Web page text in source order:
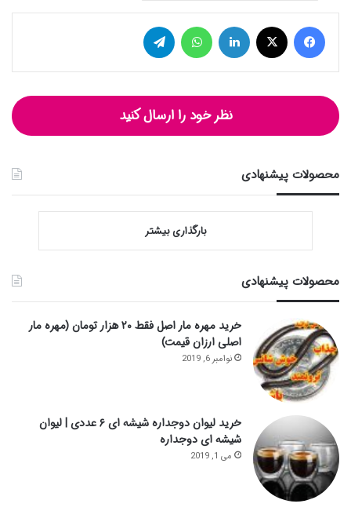
فیس بوک لینکدین واتس آپ
نظر خود را ارسال کنید
محصولات پیشنهادی
بارگذاری بیشتر
محصولات پیشنهادی
خرید مهره مار اصل فقط ۲۰ هزار تومان (مهره مار
اصلی ارزان قیمت)
نوامبر 6, 2019
خرید لیوان دوجداره شیشه ای ۶ عددی | لیوان
شیشه ای دوجداره
می 1, 2019